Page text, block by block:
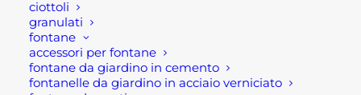
ciottoli
granulati
fontane
accessori per fontane
fontane da giardino in cemento
fontanelle da giardino in acciaio verniciato
Ultimi visti